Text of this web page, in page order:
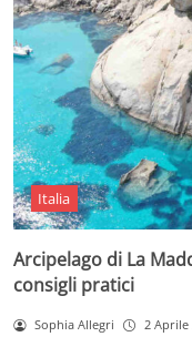
Italia
Arcipelago di La
consigli pratici
Sophia Allegri 2 Aprile